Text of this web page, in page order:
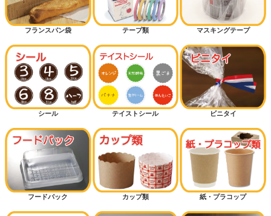
フランスパン袋 テープ類 マスキングテープ
シール テイストシール ビニタイ
フードパック カップ類 紙・プラコップ